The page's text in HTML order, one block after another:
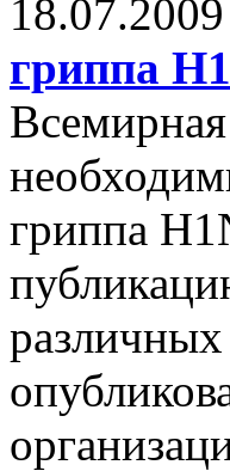
18.07.2009
гриппа
Всемирная
гриппа